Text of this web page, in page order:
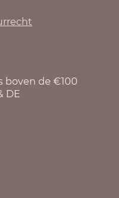
boven de €100
DE